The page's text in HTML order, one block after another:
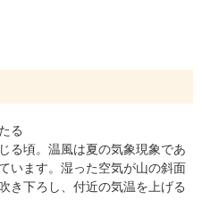
る
る頃。温風は夏の気象現象であ
います。湿った空気が山の斜面
き下ろし、付近の気温を上げる